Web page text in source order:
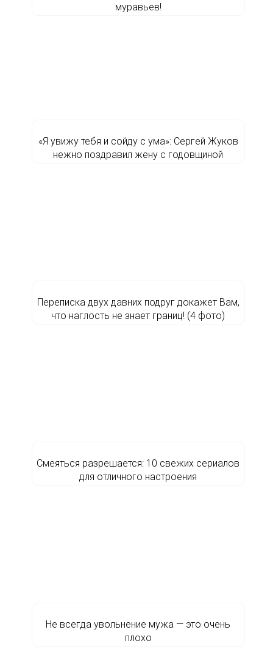
муравьев!
«Я увижу тебя и сойду с ума»: Сергей Жуков
нежно поздравил жену с годовщиной
Переписка двух давних подруг докажет Вам,
что наглость не знает границ! (4 фото)
Смеяться разрешается: 10 свежих сериалов
для отличного настроения
Не всегда увольнение мужа — это очень
плохо